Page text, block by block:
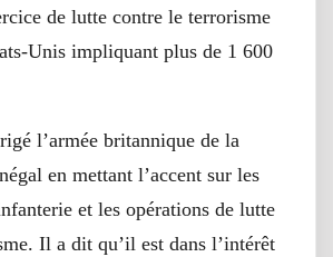
de lutte contre le terrorisme
Unis impliquant plus de 1 600
l’armée britannique de la
en mettant l’accent sur les
et les opérations de lutte
Il a dit qu’il est dans l’intérêt